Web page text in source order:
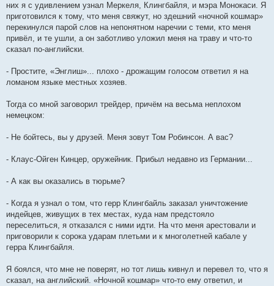
них я с удивлением узнал Меркеля, Клингбайля, и мэра Монокаси. Я
приготовился к тому, что меня свяжут, но здешний «ночной кошмар»
перекинулся парой слов на непонятном наречии с теми, кто меня
привёл, и те ушли, а он заботливо уложил меня на траву и что-то
сказал по-английски.
- Простите, «Энглиш»... плохо - дрожащим голосом ответил я на
ломаном языке местных хозяев.
Тогда со мной заговорил трейдер, причём на весьма неплохом
немецком:
- Не бойтесь, вы у друзей. Меня зовут Том Робинсон. А вас?
- Клаус-Ойген Кинцер, оружейник. Прибыл недавно из Германии...
- А как вы оказались в тюрьме?
- Когда я узнал о том, что герр Клингбайль заказал уничтожение
индейцев, живущих в тех местах, куда нам предстояло
переселиться, я отказался с ними идти. На что меня арестовали и
приговорили к сорока ударам плетьми и к многолетней кабале у
герра Клингбайля.
Я боялся, что мне не поверят, но тот лишь кивнул и перевел то, что я
сказал, на английский. «Ночной кошмар» что-то ему ответил, и